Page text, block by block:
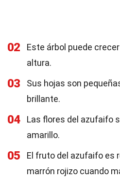
02
Este árbol puede
altura.
03
Sus hojas son
brillante.
04
Las flores del azufaifo
amarillo.
05
El fruto del azufaifo es
marrón rojizo cuando